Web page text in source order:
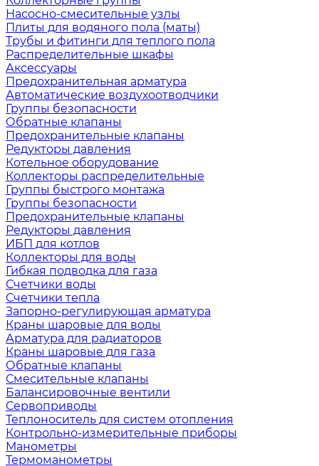
Насосно-смесительные узлы
Плиты для водяного пола (маты)
Трубы и фитинги для теплого пола
Распределительные шкафы
Аксессуары
Предохранительная арматура
Автоматические воздухоотводчики
Группы безопасности
Обратные клапаны
Предохранительные клапаны
Редукторы давления
Котельное оборудование
Коллекторы распределительные
Группы быстрого монтажа
Группы безопасности
Предохранительные клапаны
Редукторы давления
ИБП для котлов
Коллекторы для воды
Гибкая подводка для газа
Счетчики воды
Счетчики тепла
Запорно-регулирующая арматура
Краны шаровые для воды
Арматура для радиаторов
Краны шаровые для газа
Обратные клапаны
Смесительные клапаны
Балансировочные вентили
Сервоприводы
Теплоноситель для систем отопления
Контрольно-измерительные приборы
Манометры
Термоманометры